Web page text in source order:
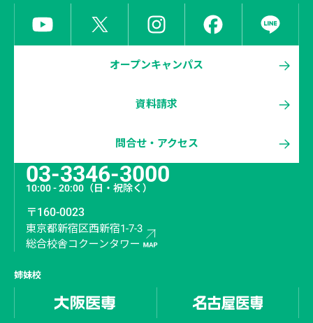
オープンキャンパス
資料請求
問合せ・アクセス
03-3346-3000
10:00 - 20:00 （日・祝除く）
〒160-0023
東京都新宿区西新宿1-7-3
総合校舎コクーンタワー
姉妹校